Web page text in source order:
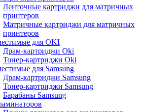
Ленточные картриджи для матричных
принтеров
Матричные картриджи для матричных
принтеров
для OKI
Драм-картриджи Oki
Тонер-картриджи Oki
для Samsung
Драм-картриджи Samsung
Тонер-картриджи Samsung
Барабаны Samsung